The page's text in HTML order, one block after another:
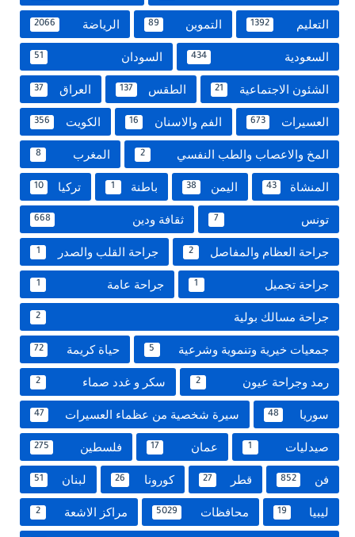
التعليم 1392 التموين 89 الرياضة 2066
السعودية 434 السودان 51
الشئون الاجتماعية 21 الطقس 137 العراق 37
العسيرات 673 الفم والاسنان 16 الكويت 356
المخ والاعصاب والطب النفسي 2 المغرب 8
المنشاة 43 اليمن 38 باطنة 1 تركيا 10
تونس 7 ثقافة ودين 668
جراحة العظام والمفاصل 2 جراحة القلب والصدر 1
جراحة تجميل 1 جراحة عامة 1
جراحة مسالك بولية 2
جمعيات خيرية وتنموية وشرعية 5 حياة كريمة 72
رمد وجراحة عيون 2 سكر و غدد صماء 2
سوريا 48 سيرة شخصية من عظماء العسيرات 47
صيدليات 1 عمان 17 فلسطين 275
فن 852 قطر 27 كورونا 26 لبنان 51
ليبيا 19 محافظات 5029 مراكز الاشعة 2